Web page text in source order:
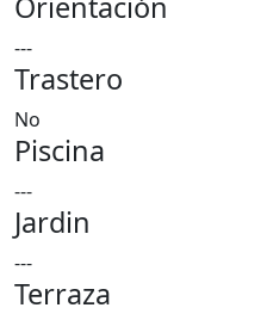
---
Trastero
No
Piscina
---
Jardin
---
Terraza